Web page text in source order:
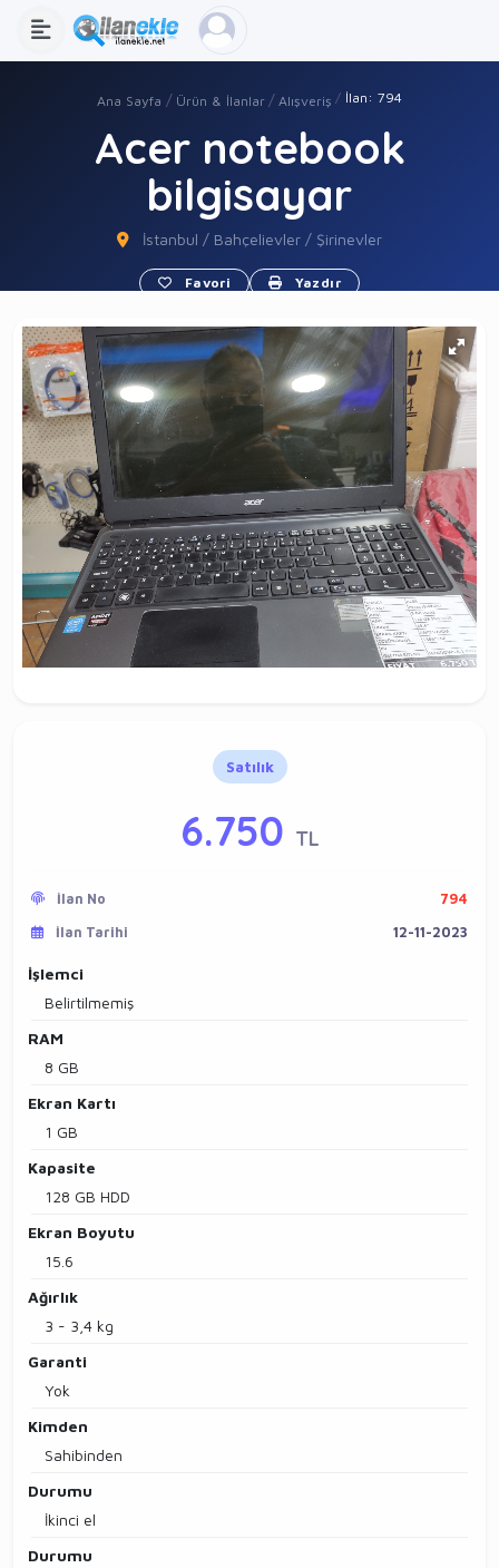
Ana Sayfa Ürün & İlanlar Alışveriş İlan: 794
Acer notebook
bilgisayar
İstanbul / Bahçelievler / Şirinevler
Favori Yazdır
Satılık
6.750 TL
İlan No
794
İlan Tarihi
12-11-2023
İşlemci
Belirtilmemiş
RAM
8 GB
Ekran Kartı
1 GB
Kapasite
128 GB HDD
Ekran Boyutu
15.6
Ağırlık
3 - 3,4 kg
Garanti
Yok
Kimden
Sahibinden
Durumu
İkinci el
Durumu